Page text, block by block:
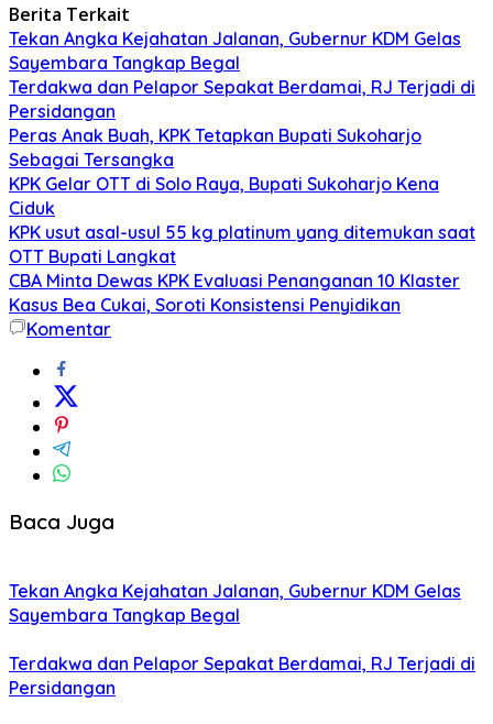
Berita Terkait
Tekan Angka Kejahatan Jalanan, Gubernur KDM Gelas
Sayembara Tangkap Begal
Terdakwa dan Pelapor Sepakat Berdamai, RJ Terjadi di
Persidangan
Peras Anak Buah, KPK Tetapkan Bupati Sukoharjo
Sebagai Tersangka
KPK Gelar OTT di Solo Raya, Bupati Sukoharjo Kena
Ciduk
KPK usut asal-usul 55 kg platinum yang ditemukan saat
OTT Bupati Langkat
CBA Minta Dewas KPK Evaluasi Penanganan 10 Klaster
Kasus Bea Cukai, Soroti Konsistensi Penyidikan
Komentar
Baca Juga
Tekan Angka Kejahatan Jalanan, Gubernur KDM Gelas
Sayembara Tangkap Begal
Terdakwa dan Pelapor Sepakat Berdamai, RJ Terjadi di
Persidangan